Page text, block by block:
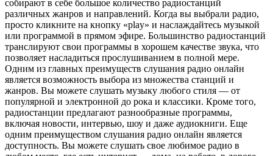
собирают в себе большое количество радиостанций
различных жанров и направлений. Когда вы выбрали радио,
просто кликните на кнопку «play» и наслаждайтесь музыкой
или программой в прямом эфире. Большинство радиостанций
транслируют свои программы в хорошем качестве звука, что
позволяет насладиться прослушиванием в полной мере.
Одним из главных преимуществ слушания радио онлайн
является возможность выбора из множества станций и
жанров. Вы можете слушать музыку любого стиля — от
популярной и электронной до рока и классики. Кроме того,
радиостанции предлагают разнообразные программы,
включая новости, интервью, шоу и даже аудиокниги. Еще
одним преимуществом слушания радио онлайн является
доступность. Вы можете слушать свое любимое радио в